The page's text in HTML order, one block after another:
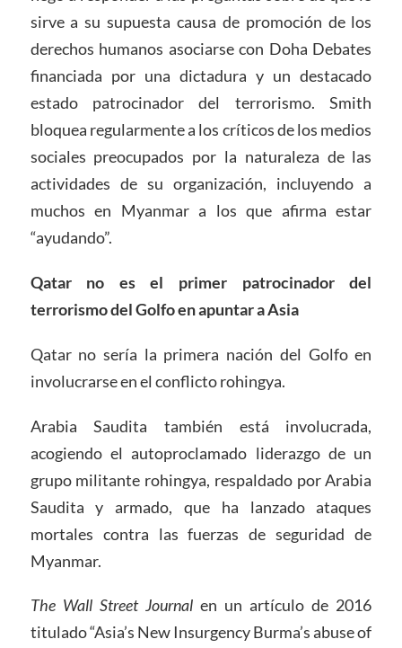
sirve a su supuesta causa de promoción de los
derechos humanos asociarse con Doha Debates
financiada por una dictadura y un destacado
estado patrocinador del terrorismo. Smith
bloquea regularmente a los críticos de los medios
sociales preocupados por la naturaleza de las
actividades de su organización, incluyendo a
muchos en Myanmar a los que afirma estar
“ayudando”.
Qatar no es el primer patrocinador del
terrorismo del Golfo en apuntar a Asia
Qatar no sería la primera nación del Golfo en
involucrarse en el conflicto rohingya.
Arabia Saudita también está involucrada,
acogiendo el autoproclamado liderazgo de un
grupo militante rohingya, respaldado por Arabia
Saudita y armado, que ha lanzado ataques
mortales contra las fuerzas de seguridad de
Myanmar.
The Wall Street Journalen un artículo de 2016
titulado “Asia’s New Insurgency Burma’s abuse of